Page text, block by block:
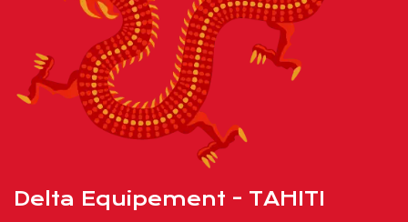
Delta Equipement - TAHITI